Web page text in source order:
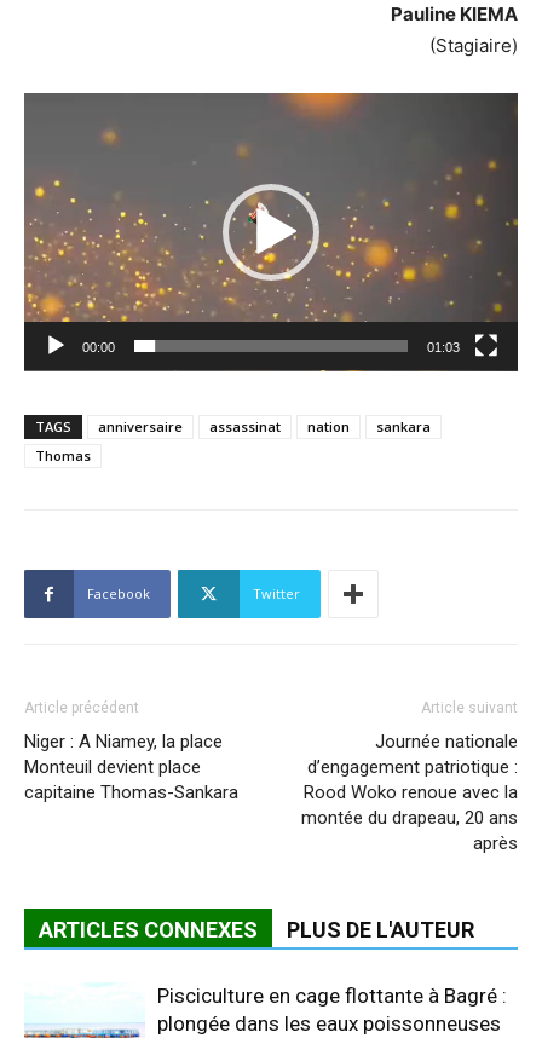
Pauline KIEMA
(Stagiaire)
Lecteur
00:00 01:03
TAGS anniversaire assassinat nation
sankara
Thomas
Facebook Twitter
Article précédent
Niger : A Niamey, la place
Monteuil devient place
capitaine Thomas-Sankara
Article suivant
Journée nationale
d’engagement patriotique :
Rood Woko renoue avec la
montée du drapeau, 20 ans
après
ARTICLES CONNEXES PLUS DE L'AUTEUR
Pisciculture en cage flottante à Bagré :
plongée dans les eaux poissonneuses